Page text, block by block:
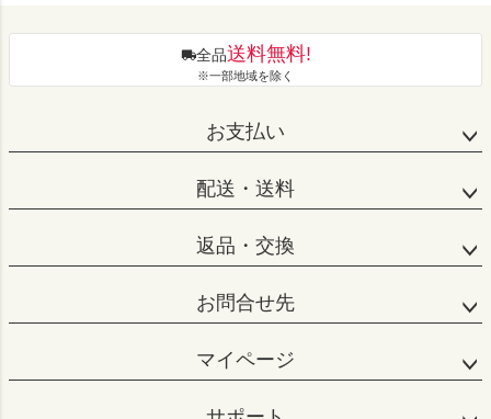
全品送料無料!
※一部地域を除く
お支払い
配送・送料
返品・交換
お問合せ先
マイページ